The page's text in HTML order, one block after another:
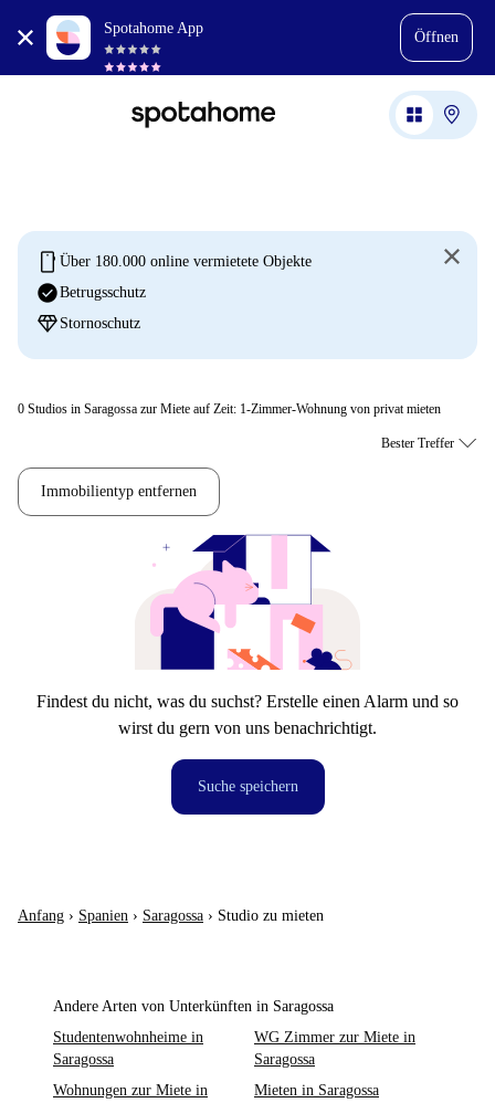
Spotahome App
Öffnen
mobile Über 180.000 online vermietete Objekte
check_circleBetrugsschutz
diamond Stornoschutz
0 Studios in Saragossa zur Miete auf Zeit: 1-Zimmer-Wohnung von privat mieten
Immobilientyp entfernen
Findest du nicht, was du suchst? Erstelle einen Alarm und so
wirst du gern von uns benachrichtigt.
Suche speichern
Anfang › Spanien › Saragossa › Studio zu mieten
Andere Arten von Unterkünften in Saragossa
Studentenwohnheime in
Saragossa
WG Zimmer zur Miete in
Saragossa
Wohnungen zur Miete in
Mieten in Saragossa